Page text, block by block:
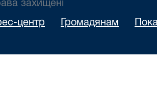
захищені
центр Громадянам